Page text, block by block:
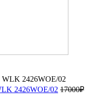
2426WOE/02 17000₽